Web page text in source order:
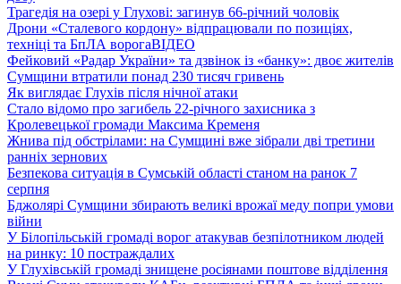
Трагедія на озері у Глухові: загинув 66-річний чоловік
Дрони «Сталевого кордону» відпрацювали по позиціях,
техніці та БпЛА ворогаВІДЕО
Фейковий «Радар України» та дзвінок із «банку»: двоє жителів
Сумщини втратили понад 230 тисяч гривень
Як виглядає Глухів після нічної атаки
Стало відомо про загибель 22-річного захисника з
Кролевецької громади Максима Кременя
Жнива під обстрілами: на Сумщині вже зібрали дві третини
ранніх зернових
Безпекова ситуація в Сумській області станом на ранок 7
серпня
Бджолярі Сумщини збирають великі врожаї меду попри умови
війни
У Білопільській громаді ворог атакував безпілотником людей
на ринку: 10 постраждалих
У Глухівській громаді знищене росіянами поштове відділення